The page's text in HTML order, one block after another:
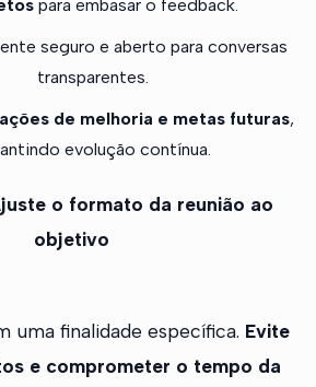
para embasar o feedback.
seguro e aberto para conversas
transparentes.
ações de melhoria e metas futuras,
evolução contínua.
o formato da reunião ao
objetivo
uma finalidade específica. Evite
e comprometer o tempo da